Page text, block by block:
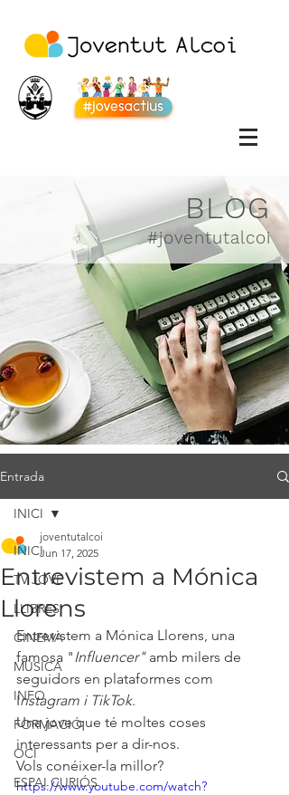
BLOG
#joventutalcoi
Entrada
INICI
TV JOVE
LLIBRES
CINEMA
MÚSICA
INFO
FORMACIÓ
OCI
ESPAI CURIÓS
INICI
Entrevistem a Mónica
Llorens
joventutalcoi
Jun 17, 2025
Entrevistem a Mónica Llorens, una
famosa "Influencer" amb milers de
seguidors en plataformes com
Instagram i TikTok.
Una jove que té moltes coses
interessants per a dir-nos.
Vols conéixer-la millor?
https://www.youtube.com/watch?